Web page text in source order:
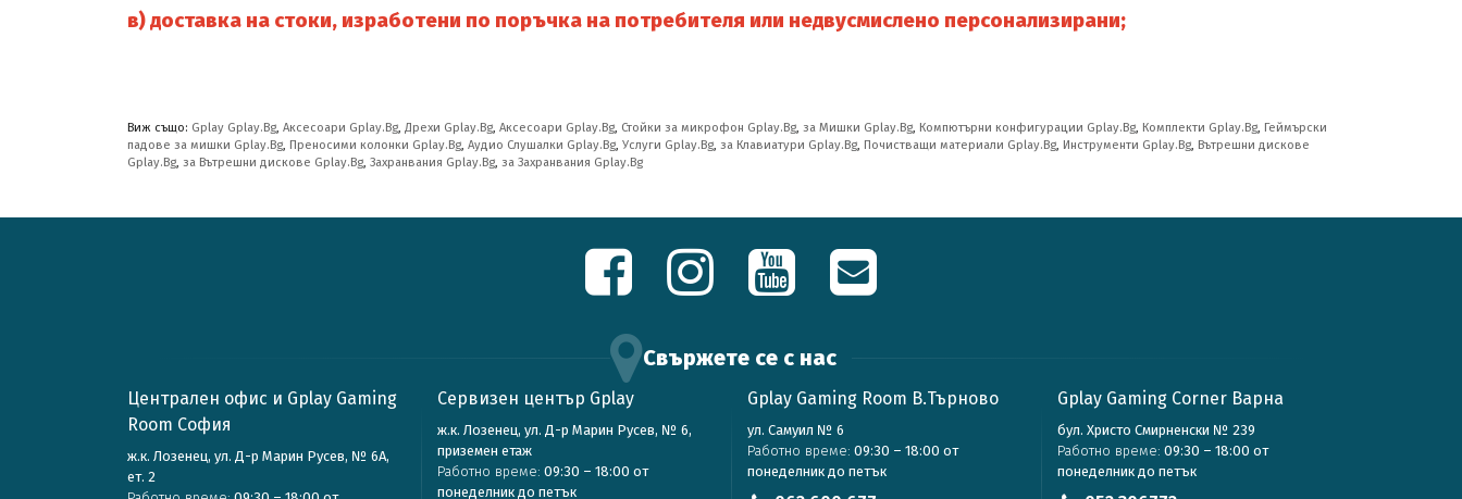
в)доставка на стоки, изработени по поръчка на потребителя или недвусмислено персонализирани;
Виж също: Gplay Gplay.Bg, Аксесоари Gplay.Bg, Дрехи Gplay.Bg, Аксесоари Gplay.Bg, Стойки за микрофон Gplay.Bg, за Мишки Gplay.Bg, Компютърни конфигурации Gplay.Bg, Комплекти Gplay.Bg, Геймърски
падове за мишки Gplay.Bg, Преносими колонки Gplay.Bg, Аудио Слушалки Gplay.Bg, Услуги Gplay.Bg, за Клавиатури Gplay.Bg, Почистващи материали Gplay.Bg, Инструменти Gplay.Bg, Вътрешни дискове
Gplay.Bg, за Вътрешни дискове Gplay.Bg, Захранвания Gplay.Bg, за Захранвания Gplay.Bg
Свържете се с нас
Централен офис и Gplay Gaming
Room София
ж.к. Лозенец, ул. Д-р Марин Русев, № 6А,
ет. 2
Сервизен център Gplay
ж.к. Лозенец, ул. Д-р Марин Русев, № 6,
приземен етаж
Работно време: 09:30 – 18:00 от
понеделник до петък
Gplay Gaming Room В.Търново
ул. Самуил № 6
Работно време: 09:30 – 18:00 от
понеделник до петък
Gplay Gaming Corner Варна
бул. Христо Смирненски № 239
Работно време: 09:30 – 18:00 от
понеделник до петък